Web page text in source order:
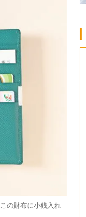
の財布に小銭入れ